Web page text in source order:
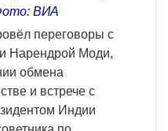
ВИА
переговоры с
Нарендрой Моди,
обмена
и встрече с
Индии